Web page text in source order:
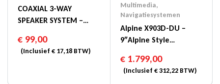
COAXIAL 3-WAY
SPEAKER SYSTEM –
€ 99,00
(Inclusief € 17,18 BTW)
Multimedia,
Navigatiesystemen
Alpine X903D-DU –
9″Alpine Style
Fiat Ducato
€1.799,00
(Inclusief €312,22BTW)